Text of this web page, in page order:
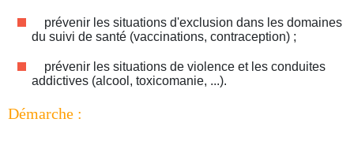
prévenir les situations d'exclusion dans les domaines
du suivi de santé (vaccinations, contraception) ;
prévenir les situations de violence et les conduites
addictives (alcool, toxicomanie, ...).
Démarche :